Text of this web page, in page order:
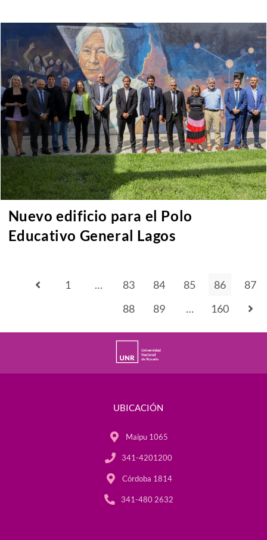
Nuevo edificio para el Polo
Educativo General Lagos
1 … 83 84 85 86
87
88
89 … 160
UBICACIÓN
Maipu 1065
341-4201200
Córdoba 1814
341-480 2632